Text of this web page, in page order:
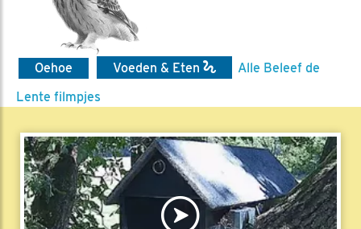
Oehoe Voeden & Eten
Alle Beleef de
Lente filmpjes